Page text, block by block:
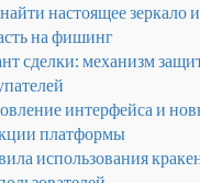
настоящее зеркало
на фишинг
сделки: механизм
интерфейса и
платформы
использования